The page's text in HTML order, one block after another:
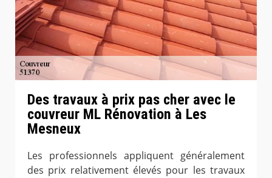
Des travaux à prix pas cher avec le
couvreur ML Rénovation à Les
Mesneux
Les professionnels appliquent généralement
des prix relativement élevés pour les travaux